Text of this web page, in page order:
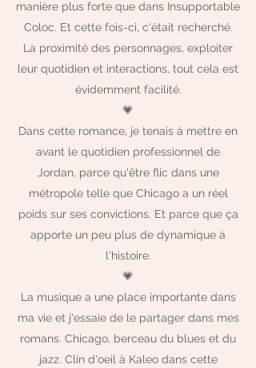
manière plus forte que dans Insupportable
Coloc. Et cette fois-ci, c'était recherché.
La proximité des personnages, exploiter
leur quotidien et interactions, tout cela est
évidemment facilité.
💗
Dans cette romance, je tenais à mettre en
avant le quotidien professionnel de
Jordan, parce qu'être flic dans une
métropole telle que Chicago a un réel
poids sur ses convictions. Et parce que ça
apporte un peu plus de dynamique à
l'histoire.
💗
La musique a une place importante dans
ma vie et j'essaie de le partager dans mes
romans. Chicago, berceau du blues et du
jazz. Clin d'oeil à Kaleo dans cette